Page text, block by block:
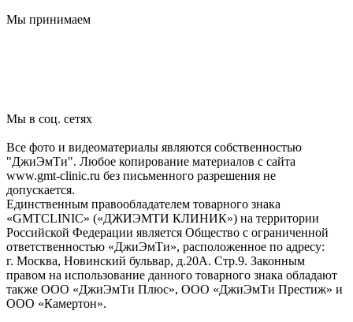
Мы принимаем
Мы в соц. сетях
Все фото и видеоматериалы являются собственностью
"ДжиЭмТи". Любое копирование материалов с сайта
www.gmt-clinic.ru без письменного разрешения не
допускается.
Единственным правообладателем товарного знака
«GMTCLINIC» («ДЖИЭМТИ КЛИНИК») на территории
Российской Федерации является Общество с ограниченной
ответственностью «ДжиЭмТи», расположенное по адресу:
г. Москва, Новинский бульвар, д.20А. Стр.9. Законным
правом на использование данного товарного знака обладают
также ООО «ДжиЭмТи Плюс», ООО «ДжиЭмТи Престиж» и
ООО «Камертон».